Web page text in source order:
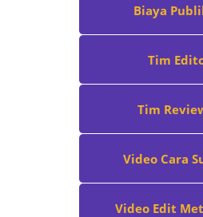
Biaya
Tim
Tim
Video Cara
Video Edit